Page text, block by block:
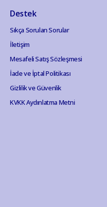
Destek
Sıkça Sorulan Sorular
İletişim
Mesafeli Satış Sözleşmesi
İade ve İptal Politikası
Gizlilik ve Güvenlik
KVKK Aydınlatma Metni